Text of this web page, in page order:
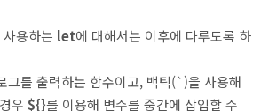
용하는 let에 대해서는 이후에 다루도록 하
를 출력하는 함수이고, 백틱(`)을 사용해
우 ${}를 이용해 변수를 중간에 삽입할 수